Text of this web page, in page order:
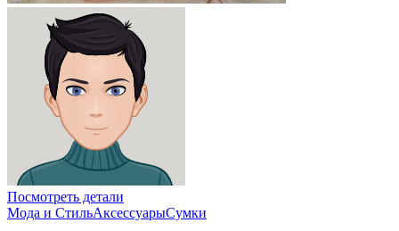
Посмотреть детали
Мода и СтильАксессуарыСумки